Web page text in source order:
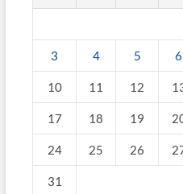
3 4 5 6
10 11 12
17 18 19
24 25 26
31